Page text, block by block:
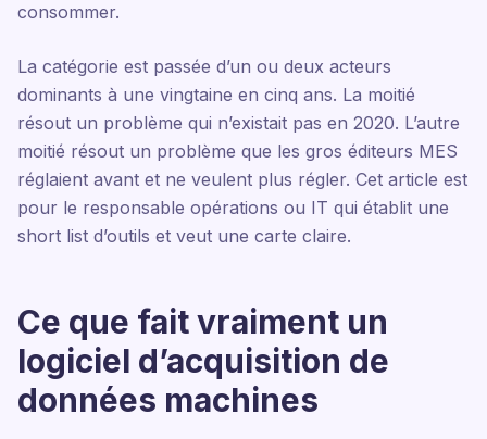
consommer.
La catégorie est passée d’un ou deux acteurs
dominants à une vingtaine en cinq ans. La moitié
résout un problème qui n’existait pas en 2020. L’autre
moitié résout un problème que les gros éditeurs MES
réglaient avant et ne veulent plus régler. Cet article est
pour le responsable opérations ou IT qui établit une
short list d’outils et veut une carte claire.
Ce que fait vraiment un
logiciel d’acquisition de
données machines